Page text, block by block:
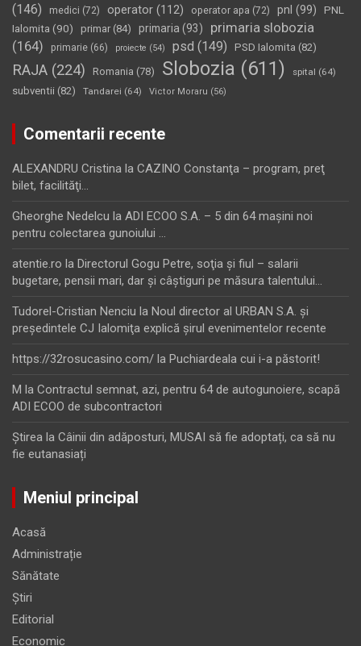
(146)
medici (72) operator (112) operator apa (72) pnl (99)
PNL
Ialomita (90) primar(84) primaria (93)
primaria slobozia
(164)
primarie (66) proiecte (54) psd (149) PSD Ialomita (82)
RAJA (224) Romania (78) Slobozia (611) spital (64)
subventii (82) Tandarei (64) Victor Moraru (56)
Comentarii recente
ALEXANDRU Cristina la CAZINO Constanţa – program, preţ
bilet, facilităţi…
Gheorghe Nedelcu la ADI ECOO S.A. – 5 din 64 maşini noi
pentru colectarea gunoiului …
atentie.ro la Directorul Gogu Petre, soţia şi fiul – salarii
bugetare, pensii mari, dar şi câştiguri pe măsura talentului…
Tudorel-Cristian Nenciu la Noul director al URBAN S.A. şi
preşedintele CJ Ialomiţa explică şirul evenimentelor recente
https://32rosucasino.com/ la Puchiardeala cui i-a păstorit!
M la Contractul semnat, azi, pentru 64 de autogunoiere, scapă
ADI ECOO de subcontractori
Ştirea la Câinii din adăposturi, MUSAI să fie adoptați, ca să nu
fie eutanasiați
Meniul principal
Acasă
Administrație
Sănătate
Știri
Editorial
Economic